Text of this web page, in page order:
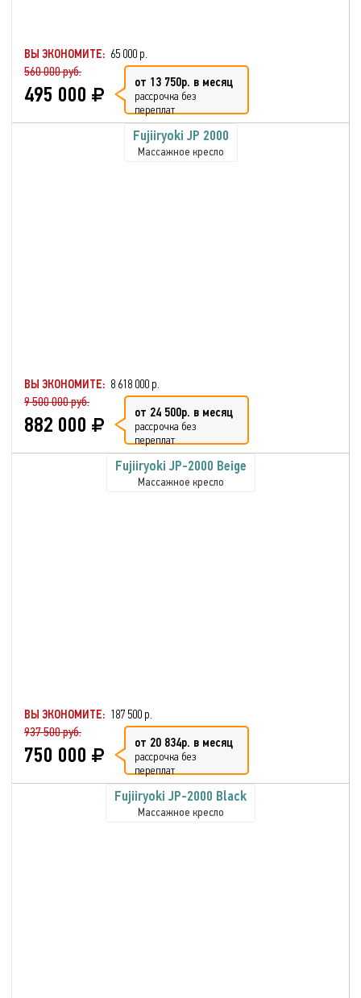
ВЫ ЭКОНОМИТЕ: 65 000 р.
560 000 руб.
495 000 от 13 750р. в месяц
рассрочка без
переплат
Fujiiryoki JP 2000
Массажное кресло
ВЫ ЭКОНОМИТЕ: 8 618 000 р.
9 500 000 руб.
882 000 от 24 500р. в месяц
рассрочка без
переплат
Fujiiryoki JP-2000 Beige
Массажное кресло
ВЫ ЭКОНОМИТЕ: 187 500 р.
937 500 руб.
750 000 от 20 834р. в месяц
рассрочка без
переплат
Fujiiryoki JP-2000 Black
Массажное кресло